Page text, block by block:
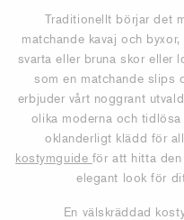
Traditionellt börjar det
matchande kavaj och
svarta eller bruna skor eller
som en matchande slips
erbjuder vårt noggrant
olika moderna och
oklanderligt klädd för
kostymguide för att hitta
elegant look för
En välskräddad